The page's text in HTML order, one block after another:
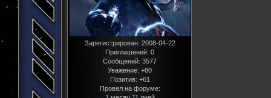
Зарегистрирован: 2008-04-22
Приглашений: 0
Сообщений: 3577
Уважение: +80
Позитив: +61
Провел на форуме: